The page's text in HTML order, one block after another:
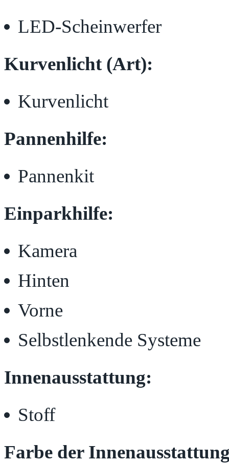
LED-Scheinwerfer
Kurvenlicht (Art):
Kurvenlicht
Pannenhilfe:
Pannenkit
Einparkhilfe:
Kamera
Hinten
Vorne
Selbstlenkende Systeme
Innenausstattung:
Stoff
Farbe der